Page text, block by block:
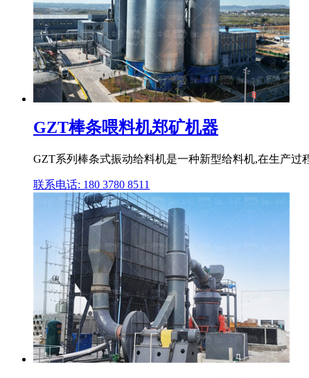
GZT棒条喂料机郑矿机器
GZT系列棒条式振动给料机是一种新型给料机,在生产
联系电话: 180 3780 8511